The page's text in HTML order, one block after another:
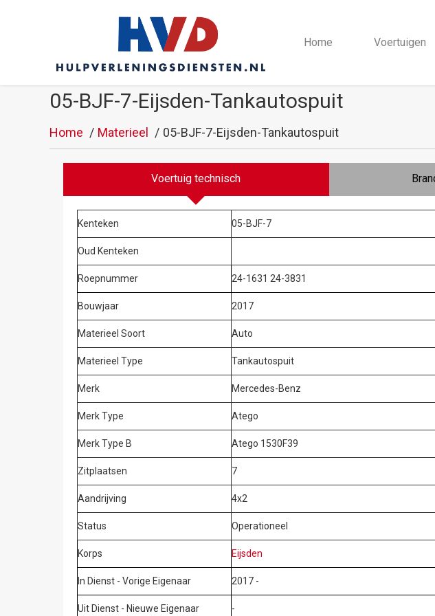
Home Voertuigen
05-BJF-7-Eijsden-Tankautospuit
Home Materieel 05-BJF-7-Eijsden-Tankautospuit
Voertuig technisch
Kenteken 05-BJF-7
Oud Kenteken
Roepnummer 24-1631 24-3831
Bouwjaar 2017
Materieel Soort Auto
Materieel Type Tankautospuit
Merk Mercedes-Benz
Merk Type Atego
Merk Type B Atego 1530F39
Zitplaatsen 7
Aandrijving 4x2
Status Operationeel
Korps Eijsden
In Dienst - Vorige Eigenaar 2017 -
Uit Dienst - Nieuwe Eigenaar -